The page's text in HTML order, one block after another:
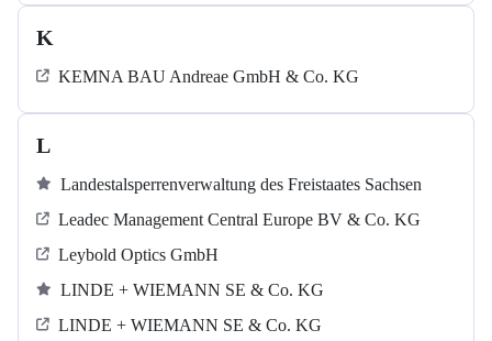
K
KEMNA BAU Andreae GmbH & Co. KG
L
Landestalsperrenverwaltung des Freistaates Sachsen
Leadec Management Central Europe BV & Co. KG
Leybold Optics GmbH
LINDE + WIEMANN SE & Co. KG
LINDE + WIEMANN SE & Co. KG